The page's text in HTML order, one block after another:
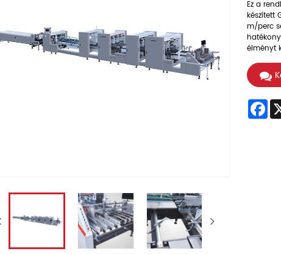
Ez a
készített
m/perc
élményt